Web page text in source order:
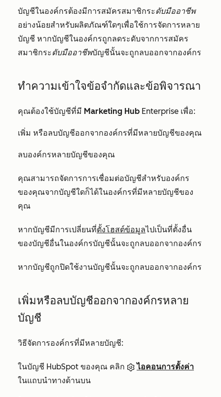
บัญชีในองค์กรต้องมีการสมัครสมาชิกระดับมืออาชีพ
อย่างน้อยสำหรับผลิตภัณฑ์ใดๆเพื่อใช้การจัดการหลาย
บัญชี หากบัญชีในองค์กรถูกลดระดับจากการสมัคร
สมาชิกระดับมืออาชีพบัญชีนั้นจะถูกลบออกจากองค์กร
ทำความเข้าใจข้อจำกัดและข้อพิจารณา
คุณต้องใช้บัญชีที่มี Marketing Hub Enterprise เพื่อ:
เพิ่ม หรือลบบัญชีออกจากองค์กรที่มีหลายบัญชีของคุณ
ลบองค์กรหลายบัญชีของคุณ
คุณสามารถจัดการการเชื่อมต่อบัญชีสำหรับองค์กร
ของคุณจากบัญชีใดก็ได้ในองค์กรที่มีหลายบัญชีของ
คุณ
หากบัญชีมีการเปลี่ยนที่ตั้งโฮสต์ข้อมูลไปเป็นที่ตั้งอื่น
ของบัญชีอื่นในองค์กรบัญชีนั้นจะถูกลบออกจากองค์กร
หากบัญชีถูกปิดใช้งานบัญชีนั้นจะถูกลบออกจากองค์กร
เพิ่มหรือลบบัญชีออกจากองค์กรหลาย
บัญชี
วิธีจัดการองค์กรที่มีหลายบัญชี:
ในบัญชี HubSpot ของคุณ คลิก
ไอคอนการตั้งค่า
ในแถบนำทางด้านบน